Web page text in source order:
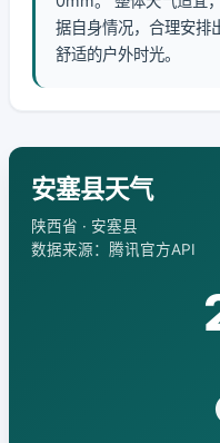
据自身情况，合理安排
舒适的户外时光。
安塞县天气
陕西省 · 安塞县
数据来源：腾讯官方API